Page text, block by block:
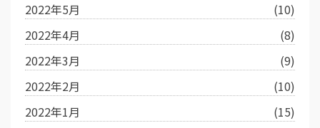
2022年5月
(10)
2022年4月
(8)
2022年3月
(9)
2022年2月
(10)
2022年1月
(15)